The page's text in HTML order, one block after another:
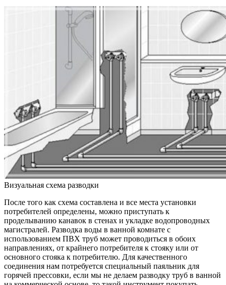
Визуальная схема разводки
После того как схема составлена и все места установки
потребителей определены, можно приступать к
проделыванию канавок в стенах и укладке водопроводных
магистралей. Разводка воды в ванной комнате с
использованием ПВХ труб может проводиться в обоих
направлениях, от крайнего потребителя к стояку или от
основного стояка к потребителю. Для качественного
соединения нам потребуется специальный паяльник для
горячей прессовки, если мы не делаем разводку труб в ванной